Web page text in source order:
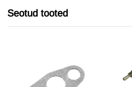
Seotud tooted